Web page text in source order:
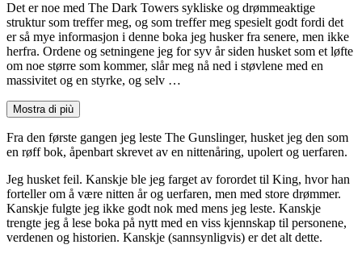
Det er noe med The Dark Towers sykliske og drømmeaktige
struktur som treffer meg, og som treffer meg spesielt godt fordi det
er så mye informasjon i denne boka jeg husker fra senere, men ikke
herfra. Ordene og setningene jeg for syv år siden husket som et løfte
om noe større som kommer, slår meg nå ned i støvlene med en
massivitet og en styrke, og selv …
Mostra di più
Fra den første gangen jeg leste The Gunslinger, husket jeg den som
en røff bok, åpenbart skrevet av en nittenåring, upolert og uerfaren.
Jeg husket feil. Kanskje ble jeg farget av forordet til King, hvor han
forteller om å være nitten år og uerfaren, men med store drømmer.
Kanskje fulgte jeg ikke godt nok med mens jeg leste. Kanskje
trengte jeg å lese boka på nytt med en viss kjennskap til personene,
verdenen og historien. Kanskje (sannsynligvis) er det alt dette.